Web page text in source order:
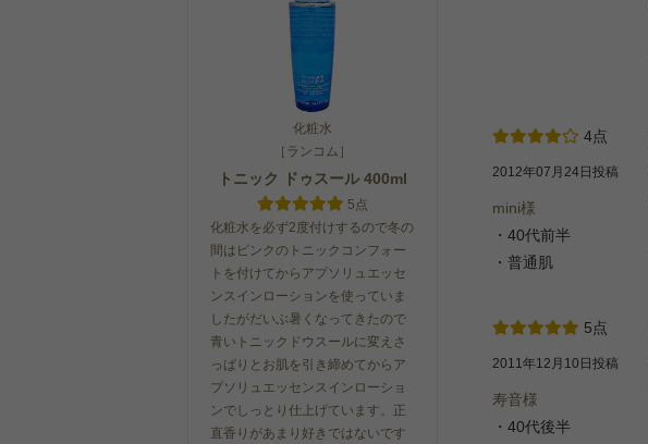
化粧水
［ランコム］
トニック ドゥスール 400ml
5点
化粧水を必ず2度付けするので冬の
間はピンクのトニックコンフォー
トを付けてからアプソリュエッセ
ンスインローションを使っていま
したがだいぶ暑くなってきたので
青いトニックドウスールに変えさ
っぱりとお肌を引き締めてからア
プソリュエッセンスインローショ
ンでしっとり仕上げています。正
直香りがあまり好きではないです
4点
2012年07月24日投稿
mini様
・40代前半
・普通肌
5点
2011年12月10日投稿
寿音様
・40代後半